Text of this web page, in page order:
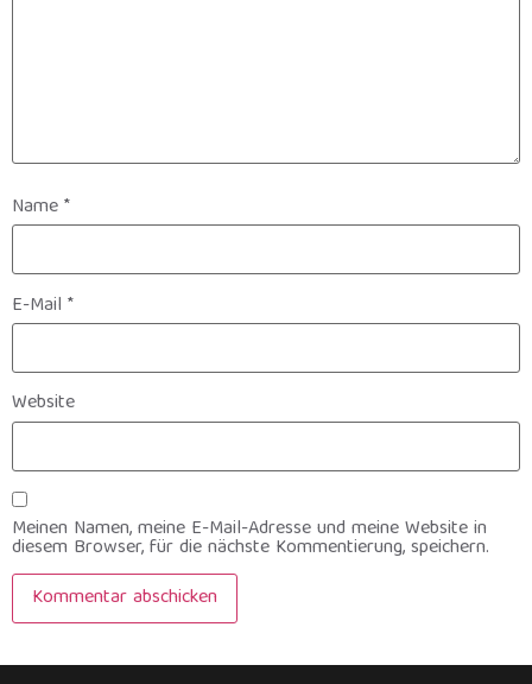
Name*
E-Mail *
Website
Meinen Namen, meine E-Mail-Adresse und meine Website in
diesem Browser, für die nächste Kommentierung, speichern.